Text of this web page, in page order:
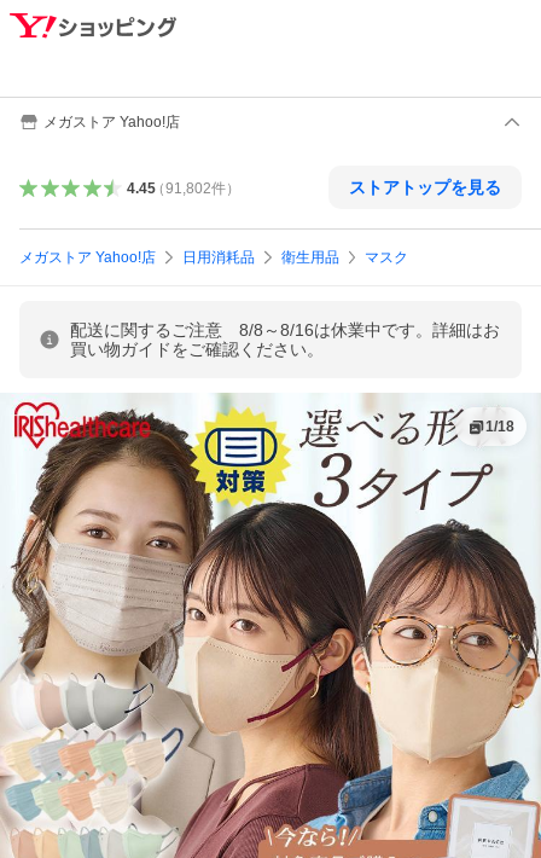
メガストア Yahoo!店
4.45（91,802件） ストアトップを見る
メガストア Yahoo!店 日用消耗品 衛生用品 マスク
配送に関するご注意 8/8～8/16は休業中です。詳細はお
買い物ガイドをご確認ください。
1/18